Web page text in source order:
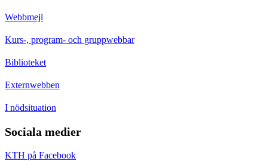
Webbmejl
Kurs-, program- och gruppwebbar
Biblioteket
Externwebben
I nödsituation
Sociala medier
KTH på Facebook